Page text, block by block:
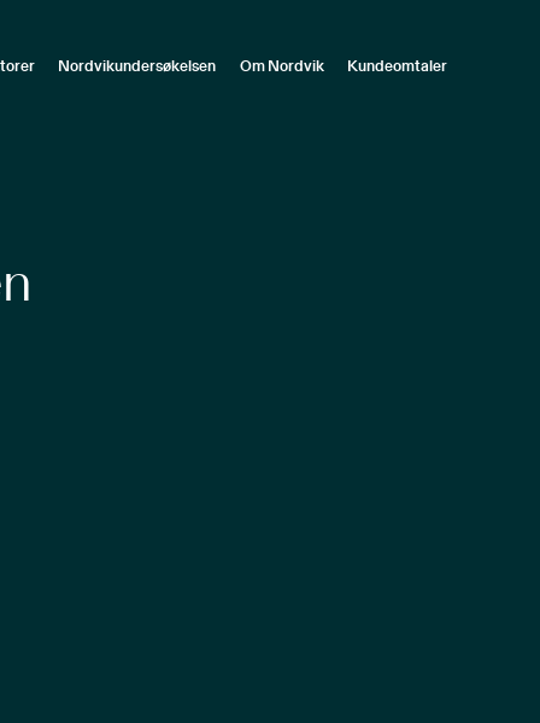
Nordvikundersøkelsen Om Nordvik Kundeomtaler